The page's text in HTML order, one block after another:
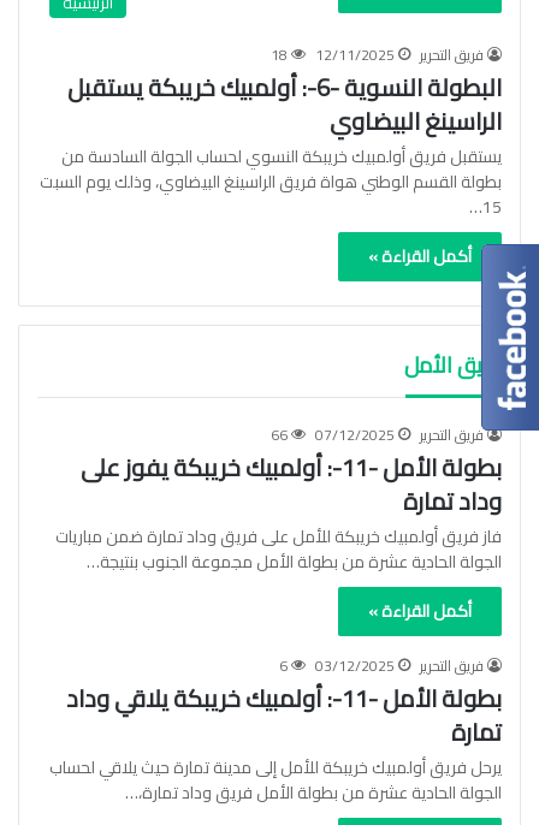
فريق التحرير 12/11/2025
18
البطولة النسوية -6-: أولمبيك خريبكة يستقبل
الراسينغ البيضاوي
يستقبل فريق أولمبيك خريبكة النسوي لحساب الجولة السادسة من
بطولة القسم الوطني هواة فريق الراسينغ البيضاوي، وذلك يوم السبت
15…
أكمل القراءة »
فريق الأمل
فريق التحرير 07/12/2025
66
بطولة الأمل -11-: أولمبيك خريبكة يفوز على
وداد تمارة
فاز فريق أولمبيك خريبكة للأمل على فريق وداد تمارة ضمن مباريات
الجولة الحادية عشرة من بطولة الأمل مجموعة الجنوب بنتيجة…
أكمل القراءة »
فريق التحرير 03/12/2025
6
بطولة الأمل -11-: أولمبيك خريبكة يلاقي وداد
تمارة
يرحل فريق أولمبيك خريبكة للأمل إلى مدينة تمارة حيث يلاقي لحساب
الجولة الحادية عشرة من بطولة الأمل فريق وداد تمارة،…